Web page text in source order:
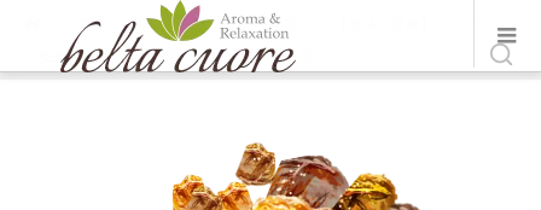
ブログ一覧 樹脂系, 精油辞典
【精油の辞典】ベンゾイン
（安息香）の効果・効能・おすすめの使い方